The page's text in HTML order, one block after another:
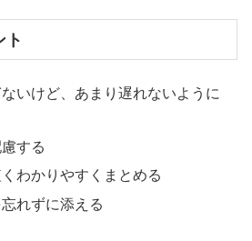
ト
いけど、あまり遅れないように
する
わかりやすくまとめる
れずに添える